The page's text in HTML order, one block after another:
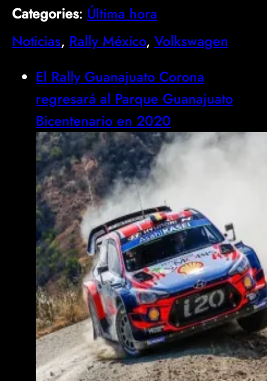
Categories: Última hora
Noticias, Rally México, Volkswagen
El Rally Guanajuato Corona
regresará al Parque Guanajuato
Bicentenario en 2020